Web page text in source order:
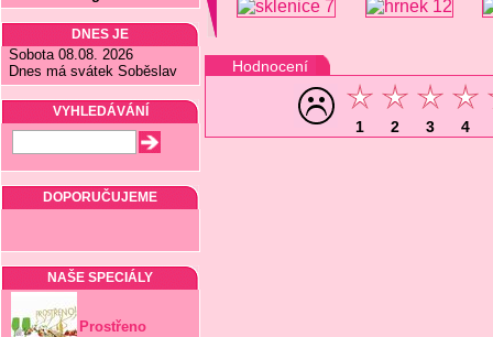
DNES JE
Sobota 08.08. 2026
Dnes má svátek Soběslav
VYHLEDÁVÁNÍ
DOPORUČUJEME
NAŠE SPECIÁLY
Prostřeno
Hodnocení
1 2 3 4